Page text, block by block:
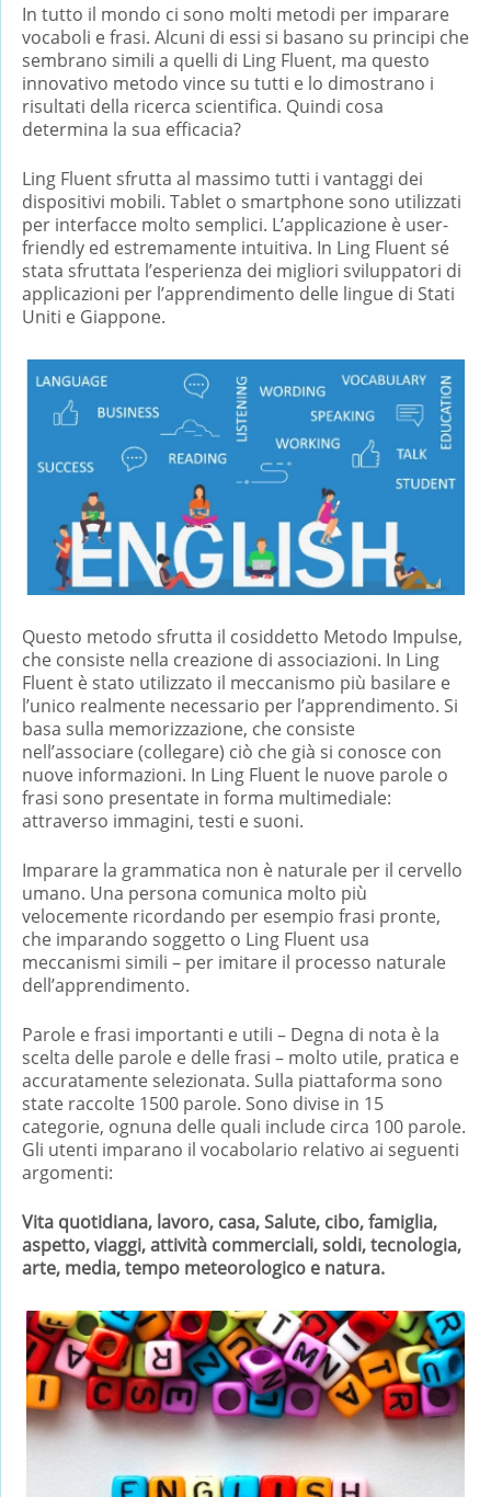
In tutto il mondo ci sono molti metodi per imparare
vocaboli e frasi. Alcuni di essi si basano su principi che
sembrano simili a quelli di Ling Fluent, ma questo
innovativo metodo vince su tutti e lo dimostrano i
risultati della ricerca scientifica. Quindi cosa
determina la sua efficacia?
Ling Fluent sfrutta al massimo tutti i vantaggi dei
dispositivi mobili. Tablet o smartphone sono utilizzati
per interfacce molto semplici. L’applicazione è user-
friendly ed estremamente intuitiva. In Ling Fluent sé
stata sfruttata l’esperienza dei migliori sviluppatori di
applicazioni per l’apprendimento delle lingue di Stati
Uniti e Giappone.
Questo metodo sfrutta il cosiddetto Metodo Impulse,
che consiste nella creazione di associazioni. In Ling
Fluent è stato utilizzato il meccanismo più basilare e
l’unico realmente necessario per l’apprendimento. Si
basa sulla memorizzazione, che consiste
nell’associare (collegare) ciò che già si conosce con
nuove informazioni. In Ling Fluent le nuove parole o
frasi sono presentate in forma multimediale:
attraverso immagini, testi e suoni.
Imparare la grammatica non è naturale per il cervello
umano. Una persona comunica molto più
velocemente ricordando per esempio frasi pronte,
che imparando soggetto o Ling Fluent usa
meccanismi simili – per imitare il processo naturale
dell’apprendimento.
Parole e frasi importanti e utili – Degna di nota è la
scelta delle parole e delle frasi – molto utile, pratica e
accuratamente selezionata. Sulla piattaforma sono
state raccolte 1500 parole. Sono divise in 15
categorie, ognuna delle quali include circa 100 parole.
Gli utenti imparano il vocabolario relativo ai seguenti
argomenti:
Vita quotidiana, lavoro, casa, Salute, cibo, famiglia,
aspetto, viaggi, attività commerciali, soldi, tecnologia,
arte, media, tempo meteorologico e natura.